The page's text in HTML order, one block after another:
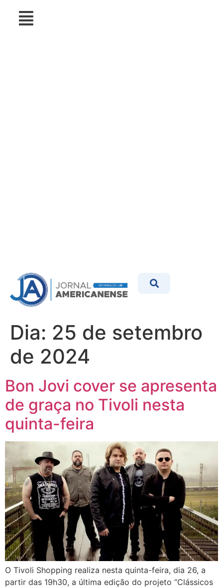
Dia: 25 de setembro
de 2024
Bon Jovi cover se apresenta
de graça no Tivoli nesta
quinta-feira
O Tivoli Shopping realiza nesta quinta-feira, dia 26, a
partir das 19h30, a última edição do projeto “Clássicos